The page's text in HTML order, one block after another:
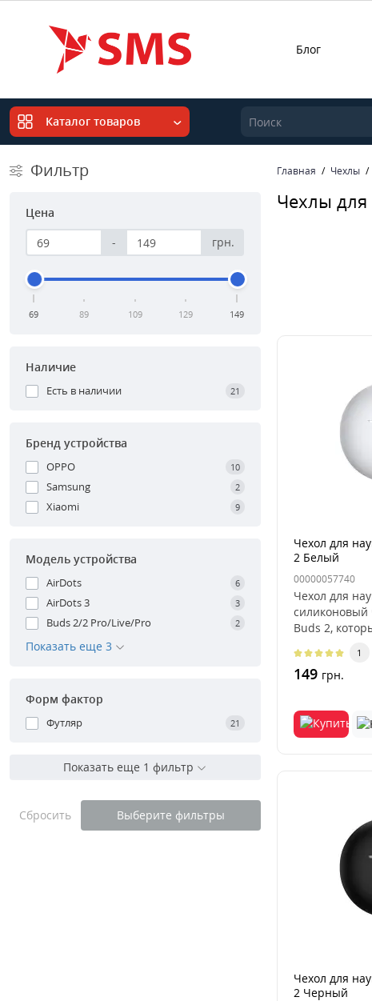
Блог
Каталог товаров
Фильтр
Цена
-
грн.
69 89 109 129 149
Наличие
Есть в наличии 21
Бренд устройства
OPPO 10
Samsung 2
Xiaomi 9
Модель устройства
AirDots 6
AirDots 3 3
Buds 2/2 Pro/Live/Pro 2
Показать еще 3
Форм фактор
Футляр 21
Показать еще 1 фильтр
Сбросить Выберите фильтры
Главная Чехлы
Чехлы для
Чехол для
2 Белый
00000057740
Чехол для
силиконовый
Buds 2,
1
149 грн.
Чехол для
2 Черный